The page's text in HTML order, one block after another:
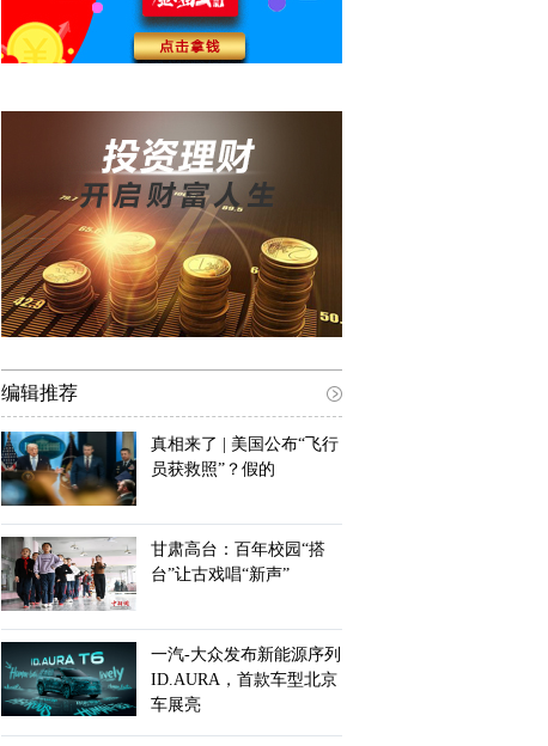
编辑推荐
真相来了 | 美国公布“飞行
员获救照”？假的
甘肃高台：百年校园“搭
台”让古戏唱“新声”
一汽-大众发布新能源序列
ID.AURA，首款车型北京
车展亮